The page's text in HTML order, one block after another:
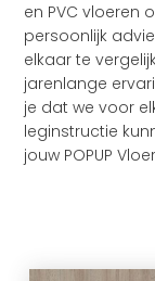
en PVC vloeren
persoonlijk
elkaar te
jarenlange
je dat we voor
leginstructie
jouw POPUP